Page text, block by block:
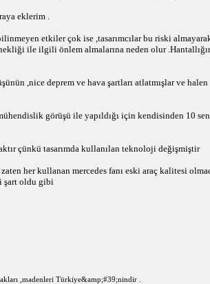
eklerim .
etkiler çok ise ,tasarımcılar bu riski
ile ilgili önlem almalarına neden olur
,nice deprem ve hava şartları atlatmışlar ve
görüşü ile yapıldığı için kendisinden 10
çünkü tasarımda kullanılan teknoloji değişmiştir
her kullanan mercedes fanı eski araç kalitesi
şart oldu gibi
,madenleri Türkiye&amp;#39;nindir .